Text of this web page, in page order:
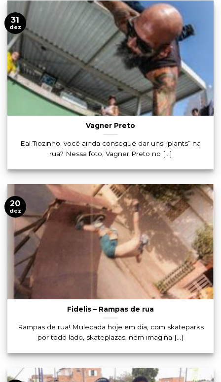
Vagner Preto
Eaí Tiozinho, você ainda consegue dar uns “plants” na
rua? Nessa foto, Vagner Preto no [...]
31
dez
Fidelis – Rampas de rua
Rampas de rua! Mulecada hoje em dia, com skateparks
por todo lado, skateplazas, nem imagina [...]
20
dez